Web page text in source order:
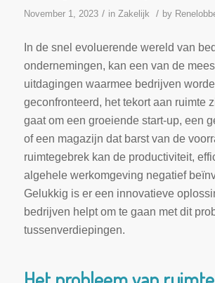
November 1, 2023 / in Zakelijk / by
In de snel evoluerende wereld van
ondernemingen, kan een van de
uitdagingen waarmee bedrijven
geconfronteerd, het tekort aan ruimte
gaat om een groeiende start-up, een
of een magazijn dat barst van de
ruimtegebrek kan de productiviteit,
algehele werkomgeving negatief
Gelukkig is er een innovatieve
bedrijven helpt om te gaan met dit
tussenverdiepingen.